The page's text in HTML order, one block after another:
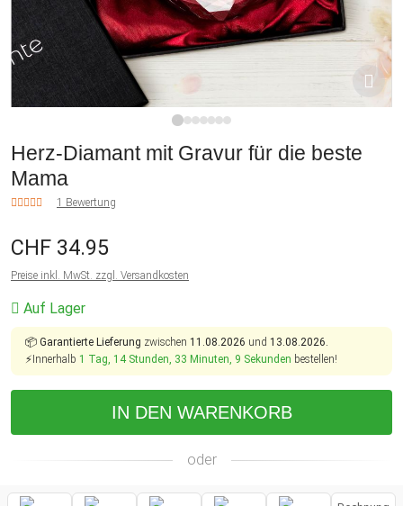
Herz-Diamant mit Gravur für die beste
Mama
1 Bewertung
CHF 34.95
Preise inkl. MwSt. zzgl. Versandkosten
Auf Lager
📦 Garantierte Lieferung zwischen 11.08.2026 und 13.08.2026.
⚡Innerhalb 1 Tag, 14 Stunden, 33 Minuten, 9 Sekunden bestellen!
IN DEN WARENKORB
oder